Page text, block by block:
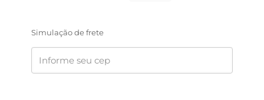
Simulação de frete